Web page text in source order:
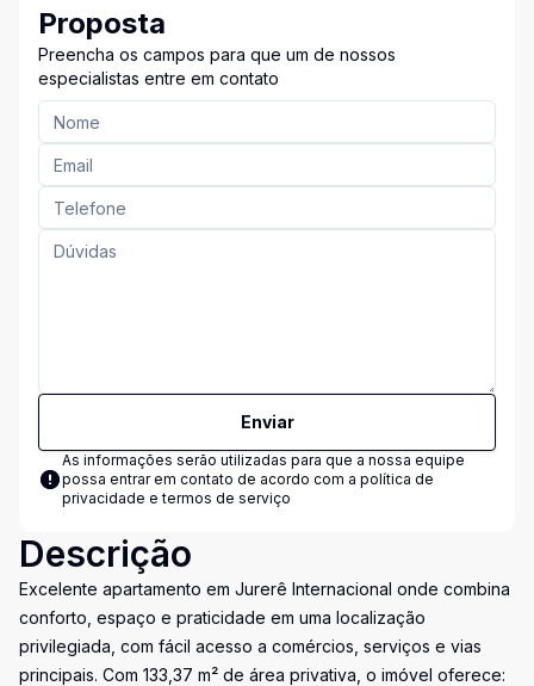
Proposta
Preencha os campos para que um de nossos
especialistas entre em contato
Enviar
As informações serão utilizadas para que a nossa equipe
possa entrar em contato de acordo com a política de
privacidade e termos de serviço
Descrição
Excelente apartamento em Jurerê Internacional onde combina
conforto, espaço e praticidade em uma localização
privilegiada, com fácil acesso a comércios, serviços e vias
principais. Com 133,37 m² de área privativa, o imóvel oferece: